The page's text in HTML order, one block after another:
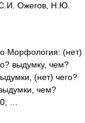
Ожегов, Н.Ю.
Морфология: (нет)
выдумку, чем?
(нет) чего?
чем?
…